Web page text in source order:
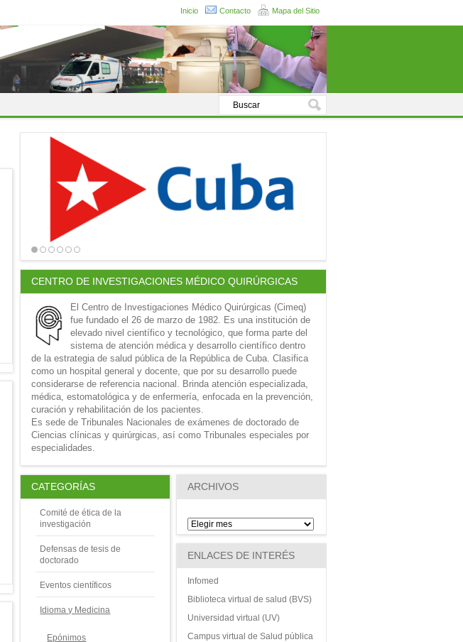
Inicio Contacto Mapa del Sitio
CENTRO DE INVESTIGACIONES MÉDICO QUIRÚRGICAS
El Centro de Investigaciones Médico Quirúrgicas (Cimeq)
fue fundado el 26 de marzo de 1982. Es una institución de
elevado nivel científico y tecnológico, que forma parte del
sistema de atención médica y desarrollo científico dentro
de la estrategia de salud pública de la República de Cuba. Clasifica
como un hospital general y docente, que por su desarrollo puede
considerarse de referencia nacional. Brinda atención especializada,
médica, estomatológica y de enfermería, enfocada en la prevención,
curación y rehabilitación de los pacientes.
Es sede de Tribunales Nacionales de exámenes de doctorado de
Ciencias clínicas y quirúrgicas, así como Tribunales especiales por
especialidades.
CATEGORÍAS
Comité de ética de la
investigación
Defensas de tesis de
doctorado
Eventos científicos
Idioma y Medicina
Epónimos
ARCHIVOS
ENLACES DE INTERÉS
Infomed
Biblioteca virtual de salud (BVS)
Universidad virtual (UV)
Campus virtual de Salud pública